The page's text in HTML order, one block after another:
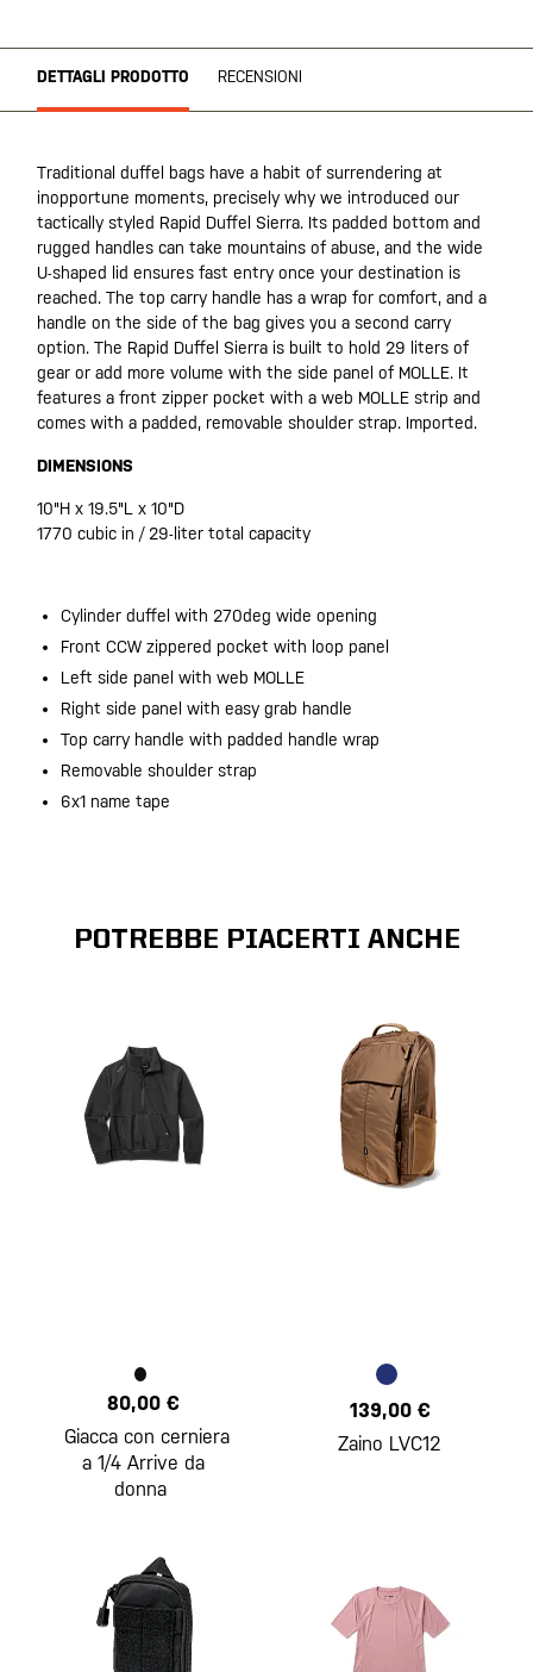
DETTAGLI PRODOTTO RECENSIONI
Traditional duffel bags have a habit of surrendering at
inopportune moments, precisely why we introduced our
tactically styled Rapid Duffel Sierra. Its padded bottom and
rugged handles can take mountains of abuse, and the wide
U-shaped lid ensures fast entry once your destination is
reached. The top carry handle has a wrap for comfort, and a
handle on the side of the bag gives you a second carry
option. The Rapid Duffel Sierra is built to hold 29 liters of
gear or add more volume with the side panel of MOLLE. It
features a front zipper pocket with a web MOLLE strip and
comes with a padded, removable shoulder strap. Imported.
DIMENSIONS
10"H x 19.5"L x 10"D
1770 cubic in / 29-liter total capacity
Cylinder duffel with 270deg wide opening
Front CCW zippered pocket with loop panel
Left side panel with web MOLLE
Right side panel with easy grab handle
Top carry handle with padded handle wrap
Removable shoulder strap
6x1 name tape
POTREBBE PIACERTI ANCHE
80,00 €
Giacca con cerniera
a 1/4 Arrive da
donna
139,00 €
Zaino LVC12